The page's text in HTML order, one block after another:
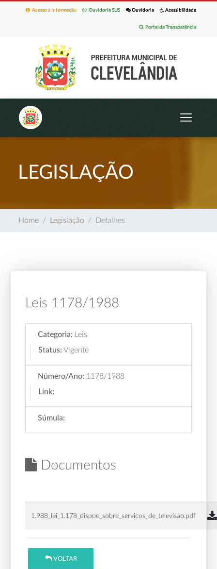
Acessibilidade
Ouvidoria
Ouvidoria SUS
Acesso à Informação
Portal da Transparência
LEGISLAÇÃO
Home Legislação Detalhes
Leis 1178/1988
Categoria:
Leis
Status: Vigente
Número/Ano: 1178/1988
Link:
Súmula:
Documentos
1.988_lei_1.178_dispoe_sobre_servicos_de_televisao.pdf
VOLTAR